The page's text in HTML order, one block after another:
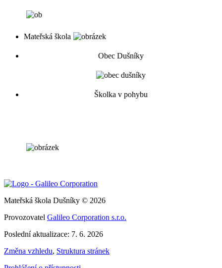
Mateřská škola
Obec Dušníky
Školka v pohybu
Mateřská škola Dušníky © 2026
Provozovatel Galileo Corporation s.r.o.
Poslední aktualizace: 7. 6. 2026
Změna vzhledu, Struktura stránek